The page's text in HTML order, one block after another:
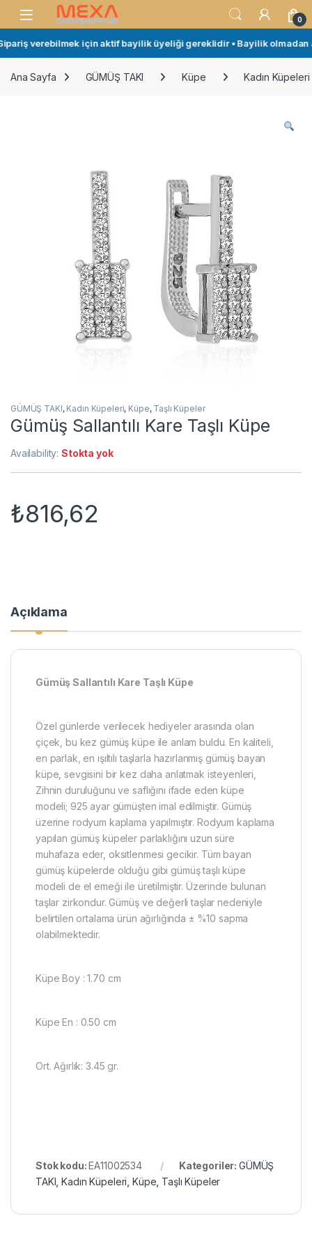
Skip to navigation
Skip to content
Open 0
verebilmek için aktif bayilik üyeliği gereklidir • Bayilik olmadan
Ana Sayfa GÜMÜŞ TAKI Küpe Kadın Küpeleri
GÜMÜŞ TAKI, Kadın Küpeleri, Küpe, Taşlı Küpeler
Gümüş Sallantılı Kare Taşlı Küpe
Availability:Stokta yok
₺816,62
Açıklama
Gümüş Sallantılı Kare Taşlı Küpe
Özel günlerde verilecek hediyeler arasında olan
çiçek, bu kez gümüş küpe ile anlam buldu. En kaliteli,
en parlak, en ışıltılı taşlarla hazırlanmış gümüş bayan
küpe, sevgisini bir kez daha anlatmak isteyenleri,
Zihnin duruluğunu ve saflığını ifade eden küpe
modeli; 925 ayar gümüşten imal edilmiştir. Gümüş
üzerine rodyum kaplama yapılmıştır. Rodyum kaplama
yapılan gümüş küpeler parlaklığını uzun süre
muhafaza eder, oksitlenmesi gecikir. Tüm bayan
gümüş küpelerde olduğu gibi gümüş taşlı küpe
modeli de el emeği ile üretilmiştir. Üzerinde bulunan
taşlar zirkondur. Gümüş ve değerli taşlar nedeniyle
belirtilen ortalama ürün ağırlığında ± %10 sapma
olabilmektedir.
Küpe Boy : 1.70 cm
Küpe En : 0.50 cm
Ort. Ağırlık: 3.45 gr.
Stok kodu:EA11002534 Kategoriler: GÜMÜŞ
TAKI ,Kadın Küpeleri Küpe Taşlı Küpeler